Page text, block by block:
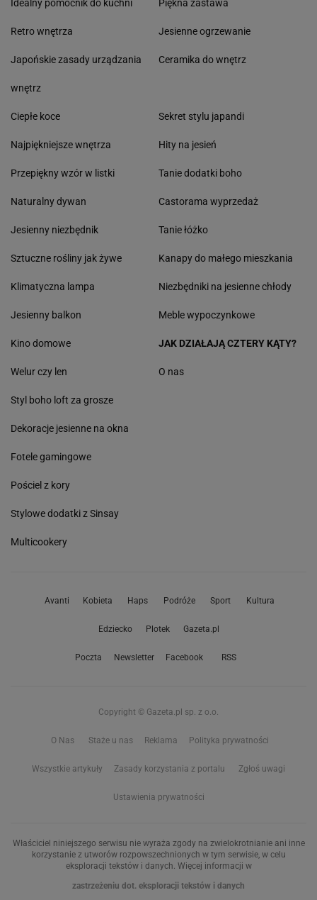
Idealny pomocnik do kuchni
Retro wnętrza
Japońskie zasady urządzania
wnętrz
Piękna zastawa
Jesienne ogrzewanie
Ceramika do wnętrz
Ciepłe koce
Najpiękniejsze wnętrza
Przepiękny wzór w listki
Naturalny dywan
Jesienny niezbędnik
Sztuczne rośliny jak żywe
Klimatyczna lampa
Jesienny balkon
Sekret stylu japandi
Hity na jesień
Tanie dodatki boho
Castorama wyprzedaż
Tanie łóżko
Kanapy do małego mieszkania
Niezbędniki na jesienne chłody
Meble wypoczynkowe
Kino domowe
Welur czy len
Styl boho loft za grosze
Dekoracje jesienne na okna
Fotele gamingowe
Pościel z kory
Stylowe dodatki z Sinsay
Multicookery
JAK DZIAŁAJĄ CZTERY KĄTY?
O nas
Avanti Kobieta Haps Podróże Sport Kultura
Edziecko Plotek Gazeta.pl
Poczta Newsletter Facebook RSS
Copyright © Gazeta.pl sp. z o.o.
O Nas Staże u nas Reklama Polityka prywatności
Wszystkie artykuły Zasady korzystania z portalu Zgłoś uwagi
Ustawienia prywatności
Właściciel niniejszego serwisu nie wyraża zgody na zwielokrotnianie ani inne
korzystanie z utworów rozpowszechnionych w tym serwisie, w celu
eksploracji tekstów i danych. Więcej informacji w
zastrzeżeniu dot. eksploracji tekstów i danych